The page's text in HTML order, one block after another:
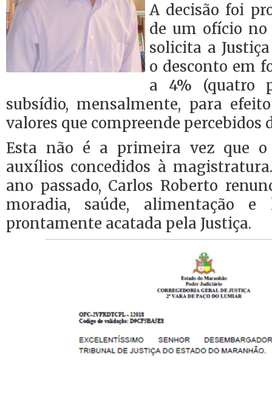
A decisão foi
de um ofício
solicita a
o desconto em
a 4% (quatro
subsídio, mensalmente, para
valores que compreende percebidos
Esta não é a primeira vez que
auxílios concedidos à
ano passado, Carlos Roberto
moradia, saúde, alimentação
prontamente acatada pela Justiça.